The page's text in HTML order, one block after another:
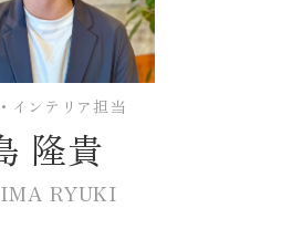
インテリア担当
隆貴
RYUKI